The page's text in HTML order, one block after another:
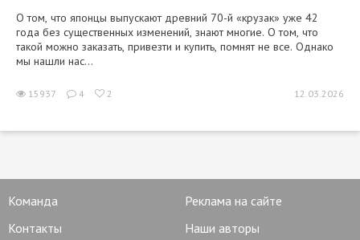
О том, что японцы выпускают древний 70-й «крузак» уже 42
года без существенных изменений, знают многие. О том, что
такой можно заказать, привезти и купить, помнят не все. Однако
мы нашли нас...
15937 4 2 12.03.2026
Команда
Реклама на сайте
Контакты
Наши авторы